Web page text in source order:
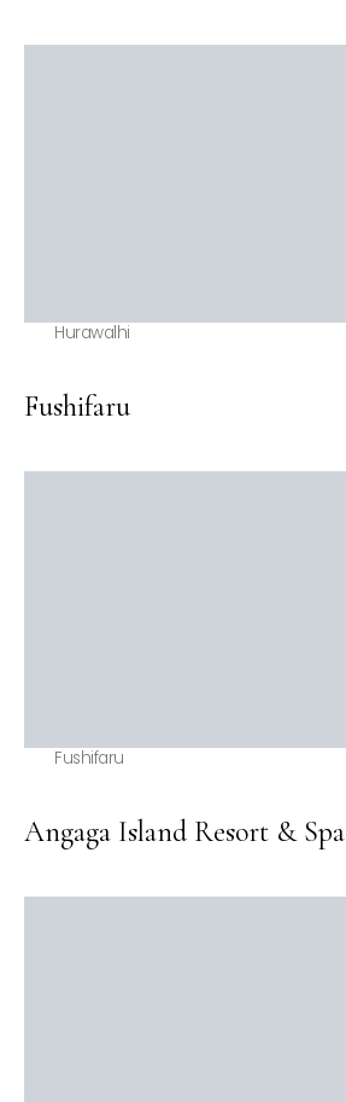
Hurawalhi
Fushifaru
Fushifaru
Angaga Island Resort & Spa